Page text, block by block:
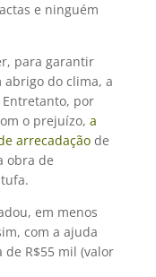
e ninguém
para garantir
do clima, a
por
o prejuízo, a
arrecadaçãode
obra de
em menos
com a ajuda
R$55 mil (valor